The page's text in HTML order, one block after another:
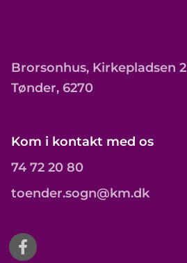
Brorsonhus, Kirkepladsen 2
Tønder, 6270
Kom i kontakt med os
74 72 20 80
toender.sogn@km.dk